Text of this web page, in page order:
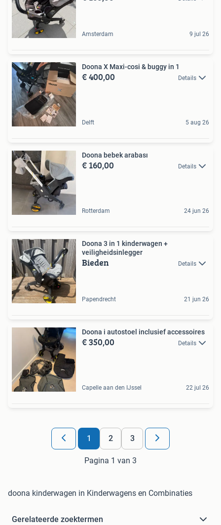
Amsterdam 9 jul 26
Doona X Maxi-cosi & buggy in 1
€ 400,00 Details
Delft 5 aug 26
Doona bebek arabası
€ 160,00 Details
Rotterdam 24 jun 26
Doona 3 in 1 kinderwagen +
veiligheidsinlegger
Bieden Details
Papendrecht 21 jun 26
Doona i autostoel inclusief accessoires
€ 350,00 Details
Capelle aan den IJssel 22 jul 26
1 2 3
Pagina 1 van 3
doona kinderwagen in Kinderwagens en Combinaties
Gerelateerde zoektermen